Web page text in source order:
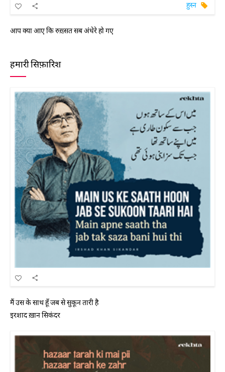
हुस्न
आप क्या आए कि रुख़्सत सब अंधेरे हो गए
हमारी सिफ़ारिश
मैं उस के साथ हूँ जब से सुकून तारी है
इरशाद ख़ान सिकंदर